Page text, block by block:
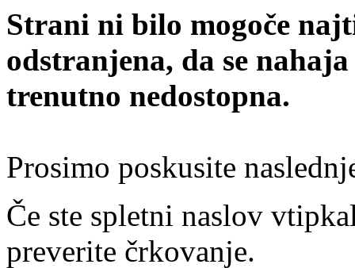
Strani ni bilo mogoče
odstranjena, da se
trenutno nedostopna.
Prosimo poskusite
Če ste spletni naslov
preverite črkovanje.